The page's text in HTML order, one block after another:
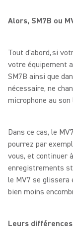
Alors, SM7B ou
Tout d'abord, si
votre équipement
SM7B ainsi que
nécessaire, ne
microphone au
Dans ce cas, le
pourrez par
vous, et continuer
enregistrements
le MV7 se glissera
bien moins
Leurs différences